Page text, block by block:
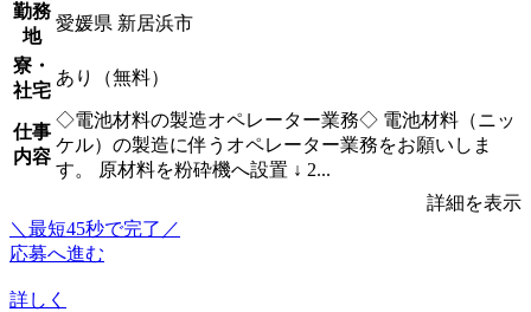
勤務
地
愛媛県 新居浜市
寮・
社宅
あり（無料）
仕事
内容
◇電池材料の製造オペレーター業務◇ 電池材料（ニッ
ケル）の製造に伴うオペレーター業務をお願いしま
す。 原材料を粉砕機へ設置 ↓ 2...
詳細を表示
＼最短45秒で完了／
応募へ進む
詳しく